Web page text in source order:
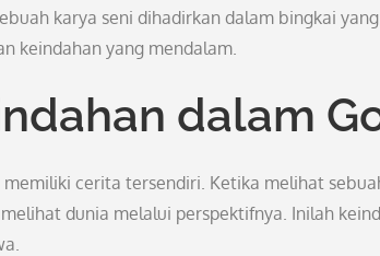
karya seni dihadirkan dalam bingkai
keindahan yang mendalam.
dalam
cerita tersendiri. Ketika melihat
dunia melalui perspektifnya. Inilah